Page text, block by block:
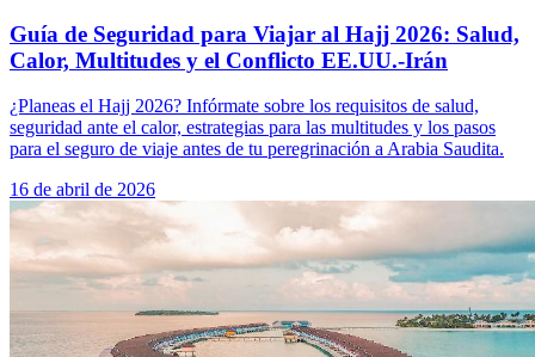
Guía de Seguridad para Viajar al Hajj 2026: Salud,
Calor, Multitudes y el Conflicto EE.UU.-Irán
¿Planeas el Hajj 2026? Infórmate sobre los requisitos de salud,
seguridad ante el calor, estrategias para las multitudes y los pasos
para el seguro de viaje antes de tu peregrinación a Arabia Saudita.
16 de abril de 2026